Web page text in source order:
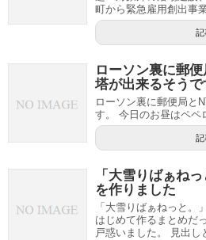
町から緊急雇用創出事
記
ローソン裏に郵
塔が出来るそうで
ローソン裏に郵便局と
す。 今日のお昼はペペ
記
「大雪りばぁね
を作りました
「大雪りばぁねっと。
はじめて作るまとめだ
戸惑いました。 見出し